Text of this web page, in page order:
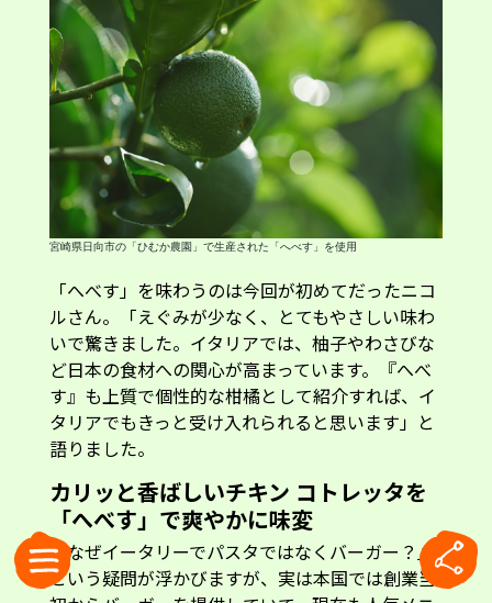
宮崎県日向市の「ひむか農園」で生産された「へべす」を使用
「へべす」を味わうのは今回が初めてだったニコ
ルさん。「えぐみが少なく、とてもやさしい味わ
いで驚きました。イタリアでは、柚子やわさびな
ど日本の食材への関心が高まっています。『へべ
す』も上質で個性的な柑橘として紹介すれば、イ
タリアでもきっと受け入れられると思います」と
語りました。
カリッと香ばしいチキン コトレッタを
「へべす」で爽やかに味変
「なぜイータリーでパスタではなくバーガー？」
という疑問が浮かびますが、実は本国では創業当